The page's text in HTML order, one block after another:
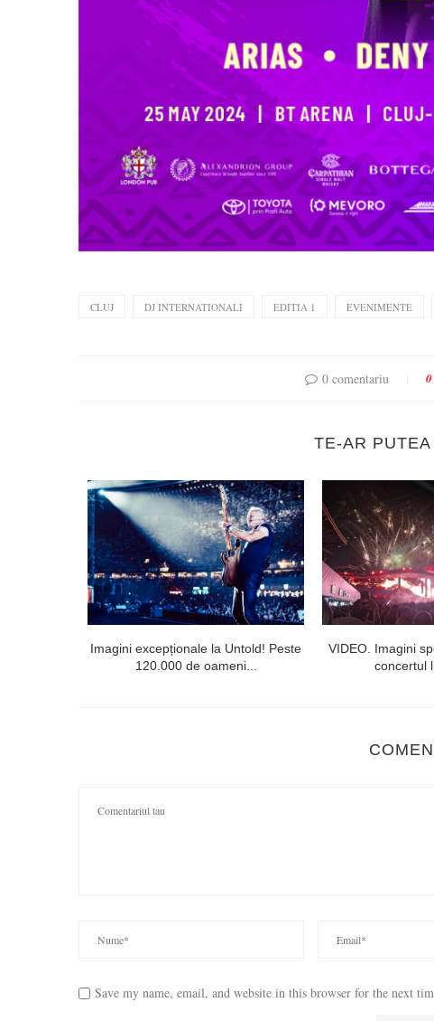
CLUJ DJ INTERNATIONALI EDITIA 1 EVENIMENTE
0 comentariu 0
TE-AR
Imagini excepționale la Untold! Peste
120.000 de oameni...
VIDEO. Imagini
concertul
Save my name, email, and website in this browser for the next